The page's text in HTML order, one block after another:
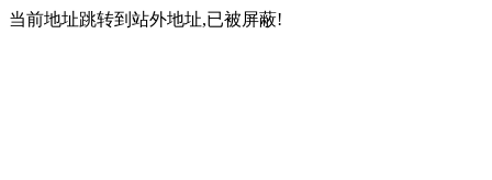
当前地址跳转到站外地址,已被屏蔽!